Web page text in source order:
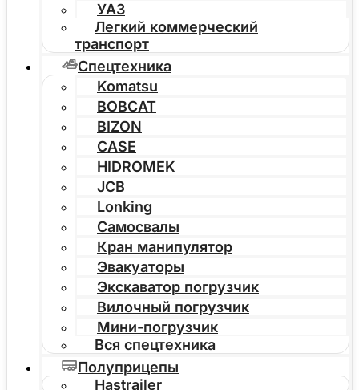
УАЗ
Легкий коммерческий
транспорт
Спецтехника
Komatsu
BOBCAT
BIZON
CASE
HIDROMEK
JCB
Lonking
Самосвалы
Кран манипулятор
Эвакуаторы
Экскаватор погрузчик
Вилочный погрузчик
Мини-погрузчик
Вся спецтехника
Полуприцепы
Hastrailer